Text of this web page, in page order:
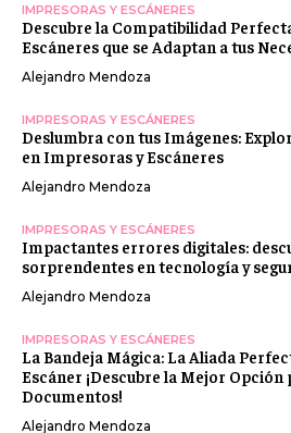
IMPRESORAS Y ESCÁNERES
Descubre la Compatibilidad
Escáneres que se Adaptan a tus
Alejandro Mendoza
IMPRESORAS Y ESCÁNERES
Deslumbra con tus Imágenes:
en Impresoras y Escáneres
Alejandro Mendoza
IMPRESORAS Y ESCÁNERES
Impactantes errores digitales:
sorprendentes en tecnología y
Alejandro Mendoza
IMPRESORAS Y ESCÁNERES
La Bandeja Mágica: La Aliada
Escáner ¡Descubre la Mejor
Documentos!
Alejandro Mendoza